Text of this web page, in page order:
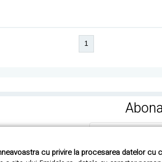
cu privire la procesarea datelor cu
1